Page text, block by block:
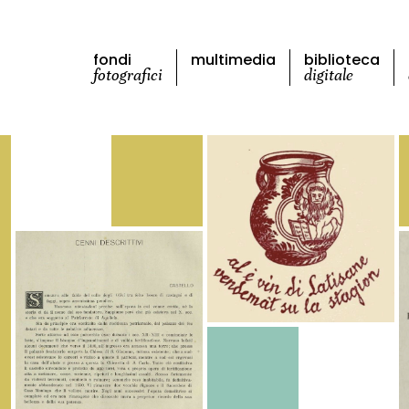
fondi
fotografici
multimedia biblioteca
digitale